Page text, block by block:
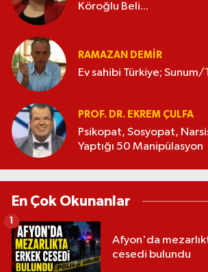
Köroğlu Beli...
RAMAZAN DEMİR
Ev sahibi Türkiye; Sunum/
PROF. DR. EKREM ÇULFA
Psikopat, Sosyopat,
Yaptığı 50 Manipülasyon
En Çok Okunanlar
Afyon'da
cesedi bulundu
1